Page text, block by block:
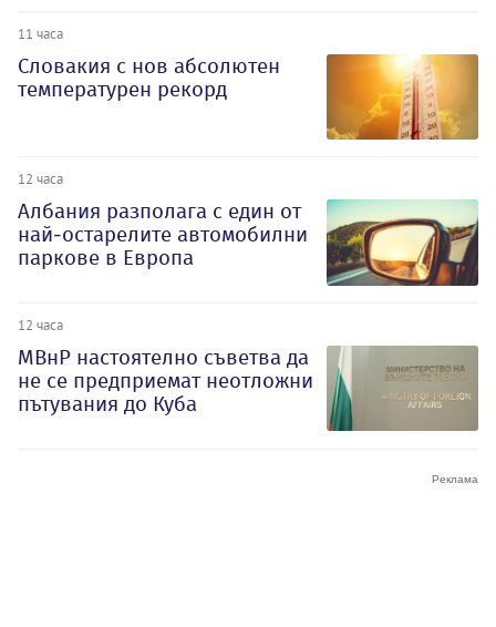
11 часа
Словакия с нов абсолютен
температурен рекорд
12 часа
Албания разполага с един от
най-остарелите автомобилни
паркове в Европа
12 часа
МВнР настоятелно съветва да
не се предприемат неотложни
пътувания до Куба